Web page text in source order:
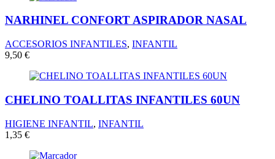
NARHINEL CONFORT ASPIRADOR NASAL
ACCESORIOS INFANTILES, INFANTIL
9,50 €
CHELINO TOALLITAS INFANTILES 60UN
HIGIENE INFANTIL, INFANTIL
1,35 €